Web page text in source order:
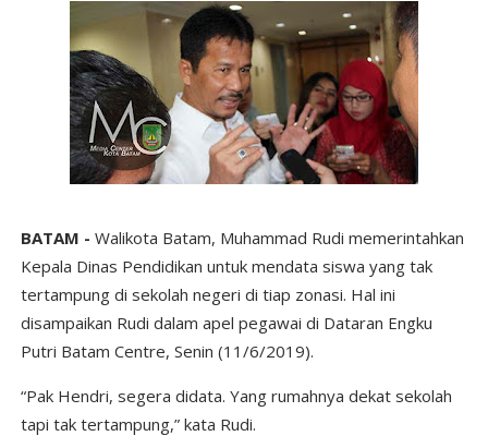
BATAM - Walikota Batam, Muhammad Rudi memerintahkan
Kepala Dinas Pendidikan untuk mendata siswa yang tak
tertampung di sekolah negeri di tiap zonasi. Hal ini
disampaikan Rudi dalam apel pegawai di Dataran Engku
Putri Batam Centre, Senin (11/6/2019).
“Pak Hendri, segera didata. Yang rumahnya dekat sekolah
tapi tak tertampung,” kata Rudi.